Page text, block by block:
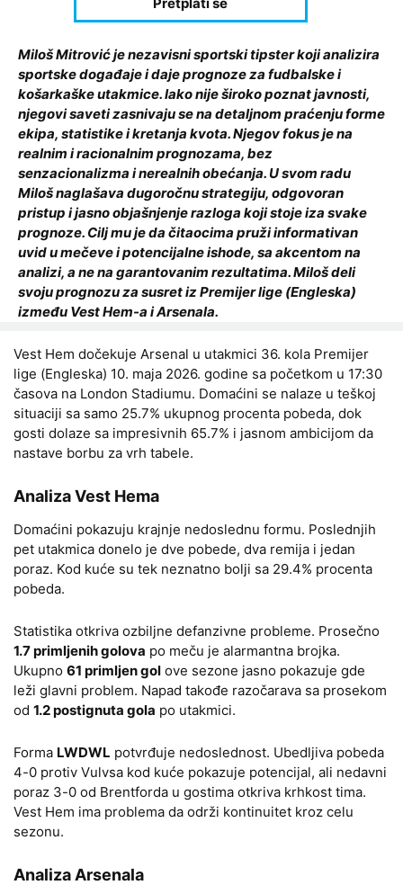
Miloš Mitrović je nezavisni sportski tipster koji analizira
sportske događaje i daje prognoze za fudbalske i
košarkaške utakmice. Iako nije široko poznat javnosti,
njegovi saveti zasnivaju se na detaljnom praćenju forme
ekipa, statistike i kretanja kvota. Njegov fokus je na
realnim i racionalnim prognozama, bez
senzacionalizma i nerealnih obećanja. U svom radu
Miloš naglašava dugoročnu strategiju, odgovoran
pristup i jasno objašnjenje razloga koji stoje iza svake
prognoze. Cilj mu je da čitaocima pruži informativan
uvid u mečeve i potencijalne ishode, sa akcentom na
analizi, a ne na garantovanim rezultatima. Miloš deli
svoju prognozu za susret iz Premijer lige (Engleska)
između Vest Hem-a i Arsenala.
Vest Hem dočekuje Arsenal u utakmici 36. kola Premijer
lige (Engleska) 10. maja 2026. godine sa početkom u 17:30
časova na London Stadiumu. Domaćini se nalaze u teškoj
situaciji sa samo 25.7% ukupnog procenta pobeda, dok
gosti dolaze sa impresivnih 65.7% i jasnom ambicijom da
nastave borbu za vrh tabele.
Analiza Vest Hema
Domaćini pokazuju krajnje nedoslednu formu. Poslednjih
pet utakmica donelo je dve pobede, dva remija i jedan
poraz. Kod kuće su tek neznatno bolji sa 29.4% procenta
pobeda.
Statistika otkriva ozbiljne defanzivne probleme. Prosečno
1.7 primljenih golova po meču je alarmantna brojka.
Ukupno 61 primljen gol ove sezone jasno pokazuje gde
leži glavni problem. Napad takođe razočarava sa prosekom
od 1.2 postignuta gola po utakmici.
Forma LWDWL potvrđuje nedoslednost. Ubedljiva pobeda
4-0 protiv Vulvsa kod kuće pokazuje potencijal, ali nedavni
poraz 3-0 od Brentforda u gostima otkriva krhkost tima.
Vest Hem ima problema da održi kontinuitet kroz celu
sezonu.
Analiza Arsenala